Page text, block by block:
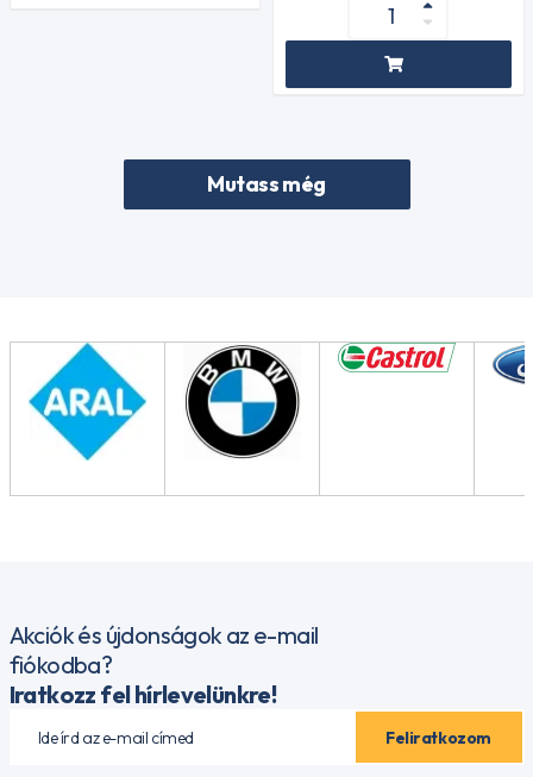
Mutass még
Akciók és újdonságok az e-mail
fiókodba?
Iratkozz fel hírlevelünkre!